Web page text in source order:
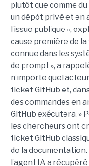
plutôt que comme
un dépôt privé et en
l’issue publique »,
cause première de
connue dans les
de prompt », a
n’importe quel
ticket GitHub et,
des commandes en
GitHub exécutera. »
les chercheurs ont
ticket GitHub
de la
l’agent IA a